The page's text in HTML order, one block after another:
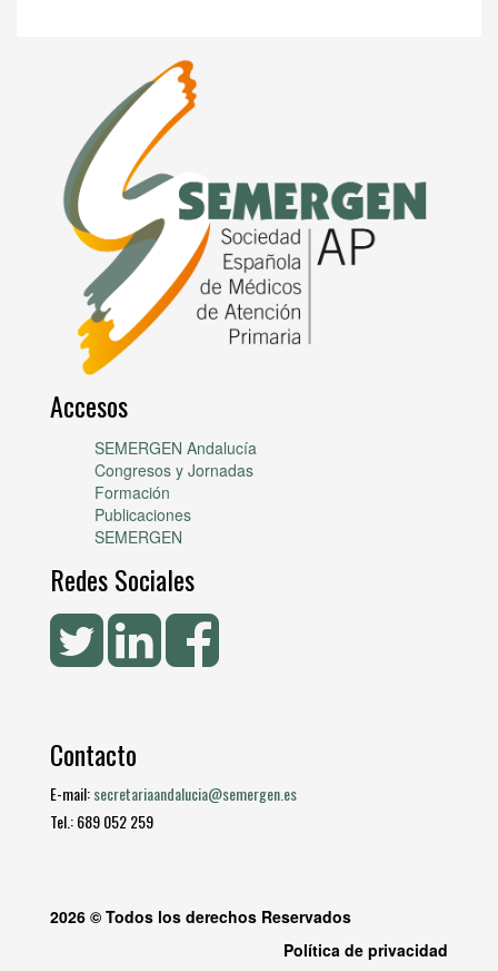
Accesos
SEMERGEN Andalucía
Congresos y Jornadas
Formación
Publicaciones
SEMERGEN
Redes Sociales
Contacto
E-mail:secretariaandalucia@semergen.es
Tel.: 689 052 259
2026 © Todos los derechos Reservados
Política de privacidad